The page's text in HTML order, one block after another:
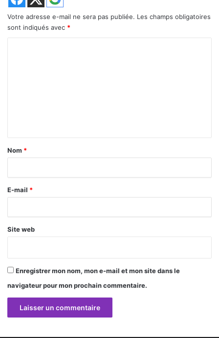
Votre adresse e-mail ne sera pas publiée. Les champs obligatoires
sont indiqués avec *
a
r
e
Nom *
E-mail *
Site web
Enregistrer mon nom, mon e-mail et mon site dans le
navigateur pour mon prochain commentaire.